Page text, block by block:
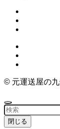
© 元運送屋の
閉じる